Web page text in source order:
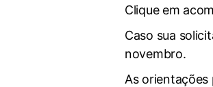
Clique em
Caso sua
novembro.
As